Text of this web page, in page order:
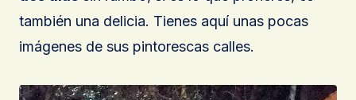
también una delicia. Tienes aquí unas pocas
imágenes de sus pintorescas calles.